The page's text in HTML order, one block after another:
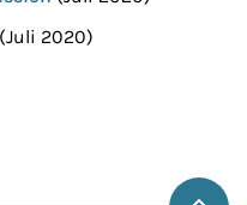
(Juli 2020)